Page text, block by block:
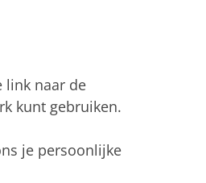
link naar de
kunt gebruiken.
je persoonlijke